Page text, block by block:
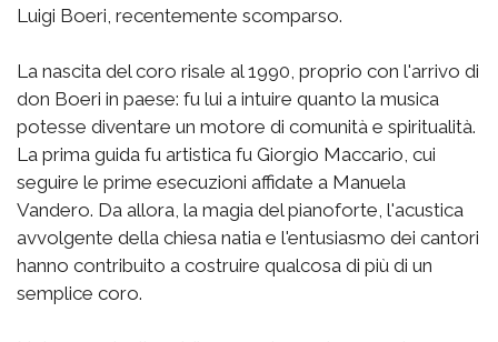
Luigi Boeri, recentemente scomparso.
La nascita del coro risale al 1990, proprio con l'arrivo di
don Boeri in paese: fu lui a intuire quanto la musica
potesse diventare un motore di comunità e spiritualità.
La prima guida fu artistica fu Giorgio Maccario, cui
seguire le prime esecuzioni affidate a Manuela
Vandero. Da allora, la magia del pianoforte, l'acustica
avvolgente della chiesa natia e l'entusiasmo dei cantori
hanno contribuito a costruire qualcosa di più di un
semplice coro.